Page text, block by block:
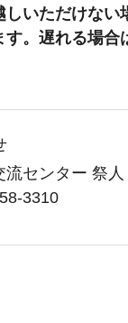
しいただけない
す。遅れる場合
センター 祭人
3310